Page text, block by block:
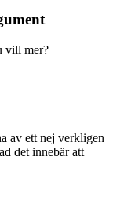
vill mer?
av ett nej verkligen
det innebär att